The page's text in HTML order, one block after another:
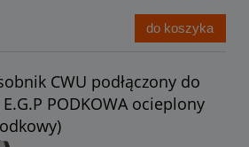
do koszyka
CWU podłączony do
PODKOWA ocieplony